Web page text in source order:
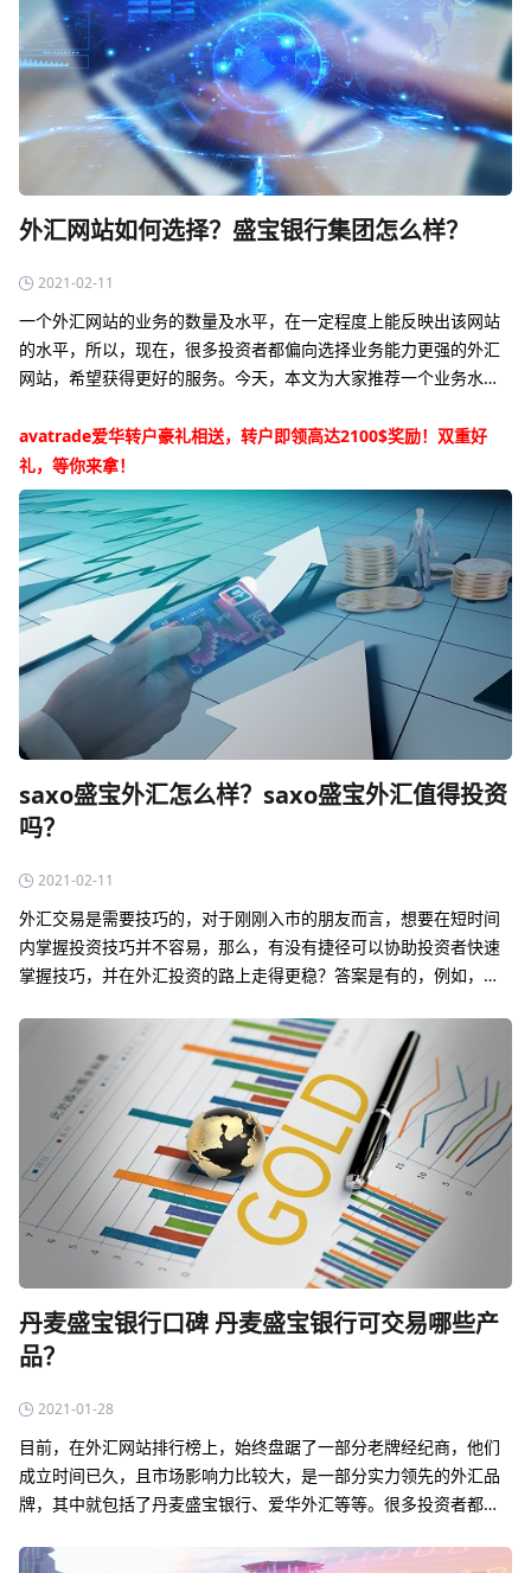
外汇网站如何选择？盛宝银行集团怎么样？
2021-02-11
一个外汇网站的业务的数量及水平，在一定程度上能反映出该网站
的水平，所以，现在，很多投资者都偏向选择业务能力更强的外汇
网站，希望获得更好的服务。今天，本文为大家推荐一个业务水平
不妨可以选择盛宝银行，相…
avatrade爱华转户豪礼相送，转户即领高达2100$奖励！双重好
礼，等你来拿！
saxo盛宝外汇怎么样？saxo盛宝外汇值得投资
吗？
2021-02-11
外汇交易是需要技巧的，对于刚刚入市的朋友而言，想要在短时间
内掌握投资技巧并不容易，那么，有没有捷径可以协助投资者快速
掌握技巧，并在外汇投资的路上走得更稳？答案是有的，例如，选
汇和saxo盛宝外汇是其中比…
丹麦盛宝银行口碑 丹麦盛宝银行可交易哪些产
品？
2021-01-28
目前，在外汇网站排行榜上，始终盘踞了一部分老牌经纪商，他们
成立时间已久，且市场影响力比较大，是一部分实力领先的外汇品
牌，其中就包括了丹麦盛宝银行、爱华外汇等等。很多投资者都喜
多，是目前在线交易的不二…